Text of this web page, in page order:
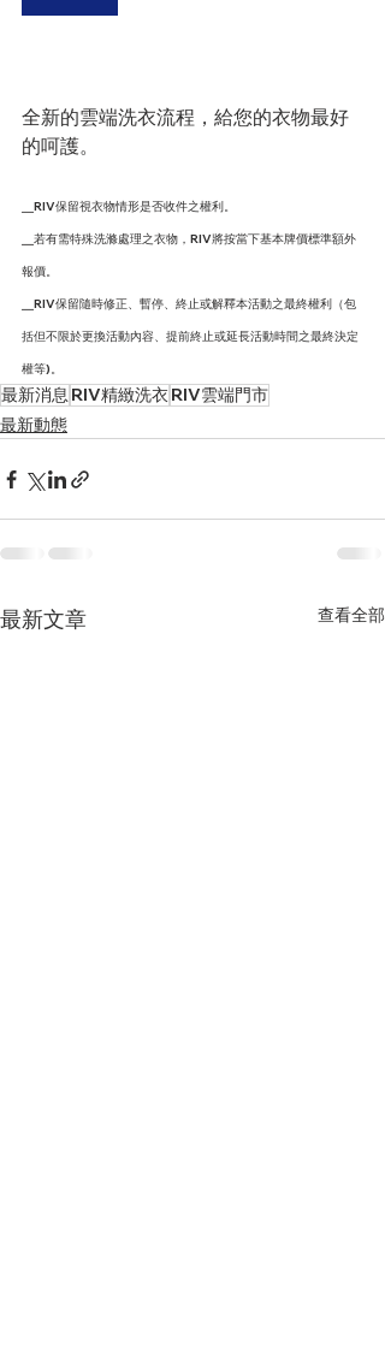
全新的雲端洗衣流程，給您的衣物最好
的呵護。
╴RIV保留視衣物情形是否收件之權利。
╴若有需特殊洗滌處理之衣物，RIV將按當下基本牌價標準額外
報價。
╴RIV保留隨時修正、暫停、終止或解釋本活動之最終權利（包
括但不限於更換活動內容、提前終止或延長活動時間之最終決定
權等)。
最新消息 RIV精緻洗衣RIV雲端門市
最新動態
最新文章 查看全部